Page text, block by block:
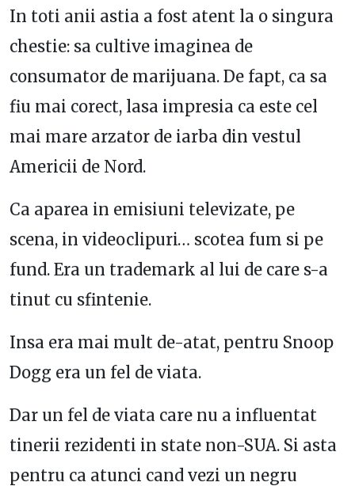
In toti anii astia a fost atent la o singura
chestie: sa cultive imaginea de
consumator de marijuana. De fapt, ca sa
fiu mai corect, lasa impresia ca este cel
mai mare arzator de iarba din vestul
Americii de Nord.
Ca aparea in emisiuni televizate, pe
scena, in videoclipuri… scotea fum si pe
fund. Era un trademark al lui de care s-a
tinut cu sfintenie.
Insa era mai mult de-atat, pentru Snoop
Dogg era un fel de viata.
Dar un fel de viata care nu a influentat
tinerii rezidenti in state non-SUA. Si asta
pentru ca atunci cand vezi un negru